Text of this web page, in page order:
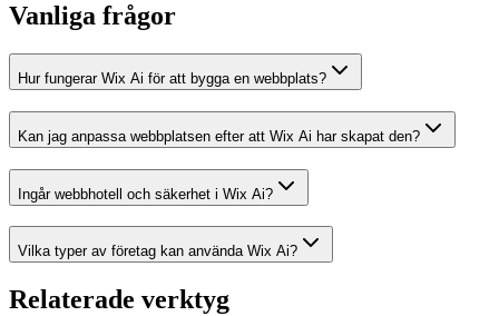
Vanliga frågor
Hur fungerar Wix Ai för att bygga en webbplats?
Kan jag anpassa webbplatsen efter att Wix Ai har skapat den?
Ingår webbhotell och säkerhet i Wix Ai?
Vilka typer av företag kan använda Wix Ai?
Relaterade verktyg